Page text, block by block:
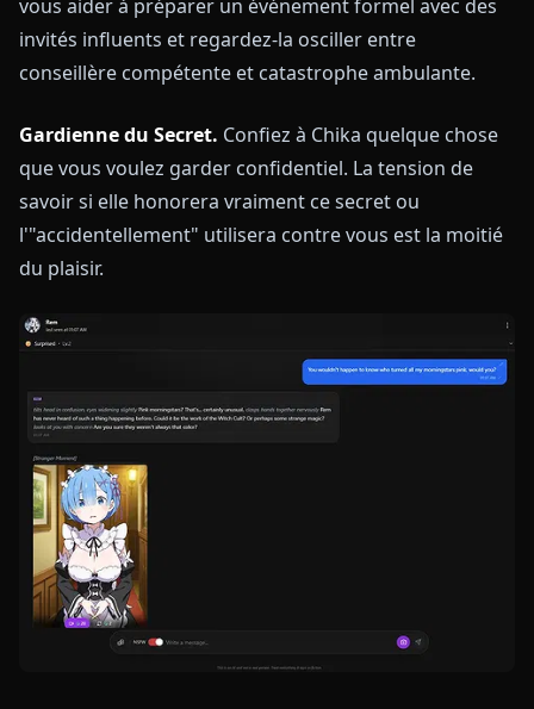
vous aider à préparer un événement formel avec des
invités influents et regardez-la osciller entre
conseillère compétente et catastrophe ambulante.
Gardienne du Secret. Confiez à Chika quelque chose
que vous voulez garder confidentiel. La tension de
savoir si elle honorera vraiment ce secret ou
l'"accidentellement" utilisera contre vous est la moitié
du plaisir.